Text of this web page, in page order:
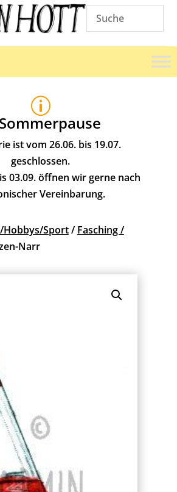
p
ist vom 26.06. bis 19.07.
geschlossen.
03.09. öffnen wir gerne nach
Vereinbarung.
Hobbys/Sport/ Fasching /
Narr